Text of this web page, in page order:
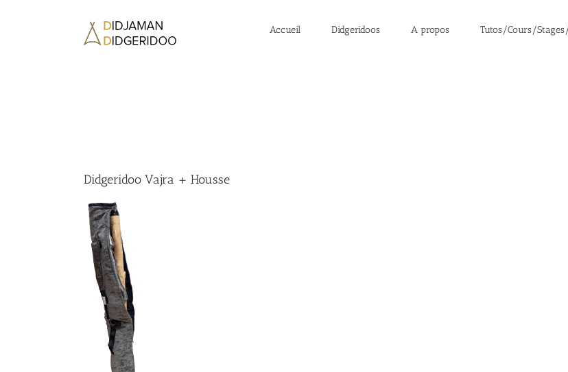
Accueil Didgeridoos A propos Tutos/Cours/
Didgeridoo Vajra + Housse